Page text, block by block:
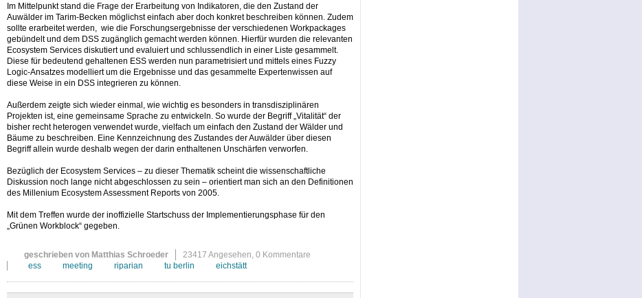
Im Mittelpunkt stand die Frage der Erarbeitung von Indikatoren, die den Zustand der
Auwälder im Tarim-Becken möglichst einfach aber doch konkret beschreiben können. Zudem
sollte erarbeitet werden, wie die Forschungsergebnisse der verschiedenen Workpackages
gebündelt und dem DSS zugänglich gemacht werden können. Hierfür wurden die relevanten
Ecosystem Services diskutiert und evaluiert und schlussendlich in einer Liste gesammelt.
Diese für bedeutend gehaltenen ESS werden nun parametrisiert und mittels eines Fuzzy
Logic-Ansatzes modelliert um die Ergebnisse und das gesammelte Expertenwissen auf
diese Weise in ein DSS integrieren zu können.
Außerdem zeigte sich wieder einmal, wie wichtig es besonders in transdisziplinären
Projekten ist, eine gemeinsame Sprache zu entwickeln. So wurde der Begriff „Vitalität“ der
bisher recht heterogen verwendet wurde, vielfach um einfach den Zustand der Wälder und
Bäume zu beschreiben. Eine Kennzeichnung des Zustandes der Auwälder über diesen
Begriff allein wurde deshalb wegen der darin enthaltenen Unschärfen verworfen.
Bezüglich der Ecosystem Services – zu dieser Thematik scheint die wissenschaftliche
Diskussion noch lange nicht abgeschlossen zu sein – orientiert man sich an den Definitionen
des Millenium Ecosystem Assessment Reports von 2005.
Mit dem Treffen wurde der inoffizielle Startschuss der Implementierungsphase für den
„Grünen Workblock“ gegeben.
geschrieben von Matthias Schroeder 23417 Angesehen, 0 Kommentare
ess
meeting riparian tu berlin eichstätt